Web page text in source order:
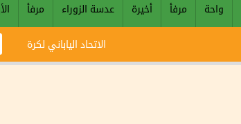
واحة مرفأ أخيرة عدسة الزوراء مرفأ
الاتحاد الياباني لكرة القدم